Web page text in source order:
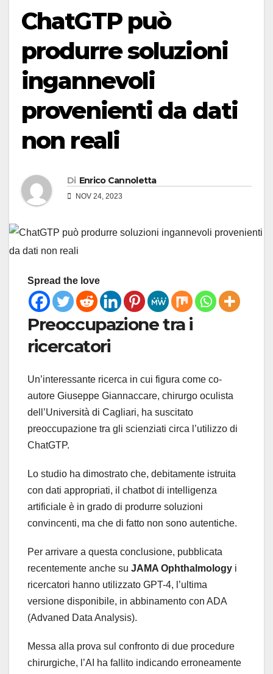
ChatGTP può
produrre soluzioni
ingannevoli
provenienti da dati
non reali
Di Enrico Cannoletta
NOV 24, 2023
Spread the love
Preoccupazione tra i
ricercatori
Un’interessante ricerca in cui figura come co-
autore Giuseppe Giannaccare, chirurgo oculista
dell’Università di Cagliari, ha suscitato
preoccupazione tra gli scienziati circa l’utilizzo di
ChatGTP.
Lo studio ha dimostrato che, debitamente istruita
con dati appropriati, il chatbot di intelligenza
artificiale è in grado di produrre soluzioni
convincenti, ma che di fatto non sono autentiche.
Per arrivare a questa conclusione, pubblicata
recentemente anche su JAMA Ophthalmology i
ricercatori hanno utilizzato GPT-4, l’ultima
versione disponibile, in abbinamento con ADA
(Advaned Data Analysis).
Messa alla prova sul confronto di due procedure
chirurgiche, l’AI ha fallito indicando erroneamente